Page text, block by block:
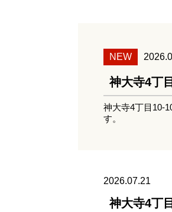
NEW
神大寺4丁
神大寺4丁目10-
す。
2026.07.21
神大寺4丁